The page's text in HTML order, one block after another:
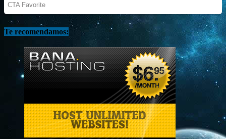
Te recomendamos: